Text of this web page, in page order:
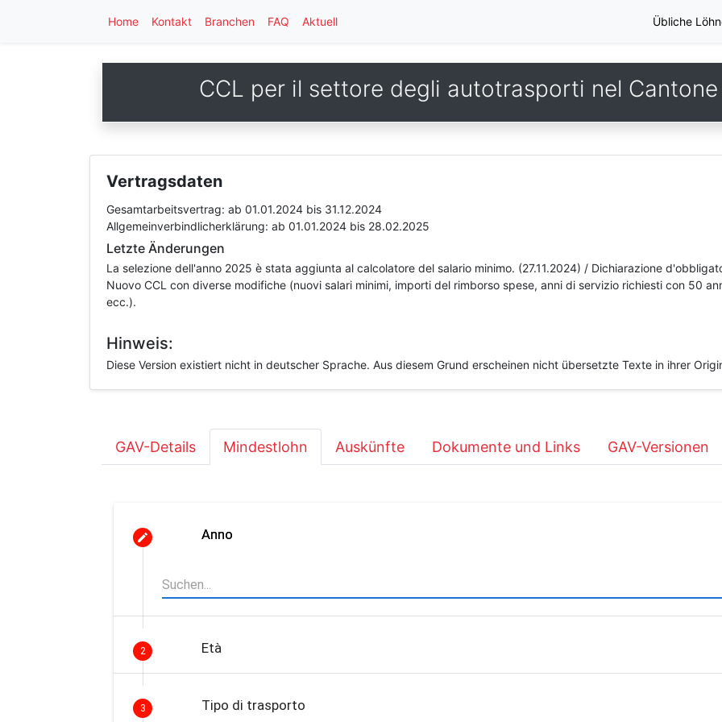
Home Kontakt Branchen FAQ Aktuell Übliche
CCL per il settore degli autotrasporti nel Cantone
Vertragsdaten
Gesamtarbeitsvertrag: ab 01.01.2024 bis 31.12.2024
Allgemeinverbindlicherklärung: ab 01.01.2024 bis 28.02.2025
Letzte Änderungen
La selezione dell'anno 2025 è stata aggiunta al calcolatore del salario minimo. (27.11.2024) / Dichiarazione
Nuovo CCL con diverse modifiche (nuovi salari minimi, importi del rimborso spese, anni di servizio richiesti con 50
ecc.).
Hinweis:
Diese Version existiert nicht in deutscher Sprache. Aus diesem Grund erscheinen nicht übersetzte Texte in ihrer
GAV-Details Mindestlohn Auskünfte Dokumente und Links GAV-Versionen
Anno
2 Età
3 Tipo di trasporto